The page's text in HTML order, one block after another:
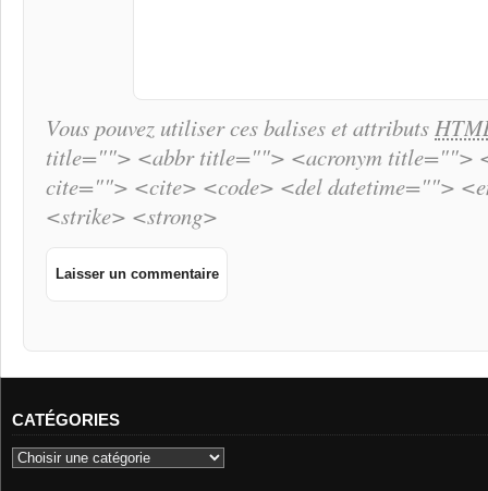
Vous pouvez utiliser ces balises et attributs
title=""> <abbr title=""> <acronym title="">
cite=""> <cite> <code> <del datetime="">
<strike> <strong>
CATÉGORIES